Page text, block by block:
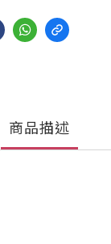
商品描述